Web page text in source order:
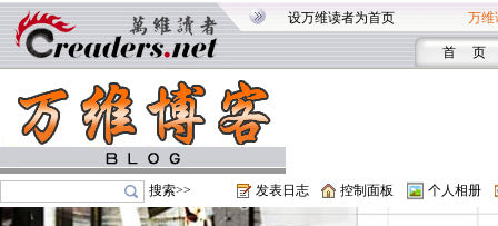
设万维读者为首页 万维
首 页
搜索>> 发表日志 控制面板 个人相册